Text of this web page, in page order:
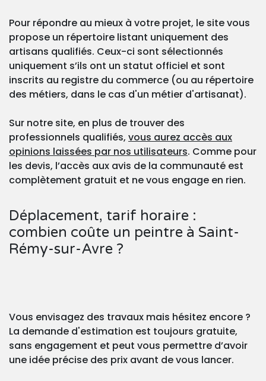
Pour répondre au mieux à votre projet, le site vous
propose un répertoire listant uniquement des
artisans qualifiés. Ceux-ci sont sélectionnés
uniquement s’ils ont un statut officiel et sont
inscrits au registre du commerce (ou au répertoire
des métiers, dans le cas d'un métier d'artisanat).
Sur notre site, en plus de trouver des
professionnels qualifiés, vous aurez accès aux
opinions laissées par nos utilisateurs. Comme pour
les devis, l’accès aux avis de la communauté est
complètement gratuit et ne vous engage en rien.
Déplacement, tarif horaire :
combien coûte un peintre à Saint-
Rémy-sur-Avre ?
Vous envisagez des travaux mais hésitez encore ?
La demande d'estimation est toujours gratuite,
sans engagement et peut vous permettre d’avoir
une idée précise des prix avant de vous lancer.